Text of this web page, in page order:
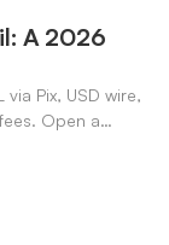
A 2026
Pix, USD wire,
Open a